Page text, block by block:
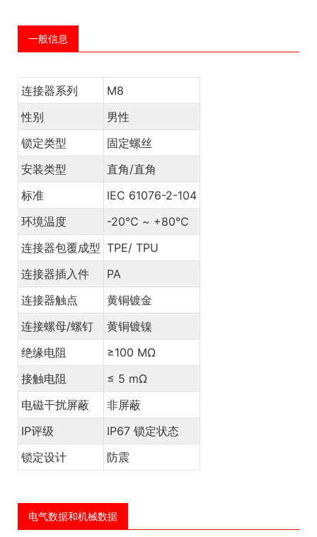
一般信息
连接器系列
M8
性别
男性
锁定类型
固定螺丝
安装类型
直角/直角
标准
IEC 61076-2-104
环境温度
-20℃ ~ +80℃
连接器包覆成型 TPE/ TPU
连接器插入件
PA
连接器触点
黄铜镀金
连接螺母/螺钉
黄铜镀镍
绝缘电阻
≥100 MΩ
接触电阻
≤ 5 mΩ
电磁干扰屏蔽
非屏蔽
IP评级
IP67 锁定状态
锁定设计
防震
电气数据和机械数据